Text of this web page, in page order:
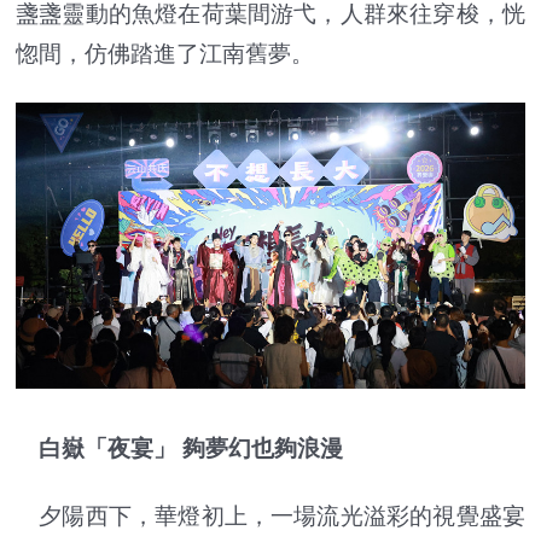
盞盞靈動的魚燈在荷葉間游弋，人群來往穿梭，恍
惚間，仿佛踏進了江南舊夢。
白嶽「夜宴」 夠夢幻也夠浪漫
夕陽西下，華燈初上，一場流光溢彩的視覺盛宴